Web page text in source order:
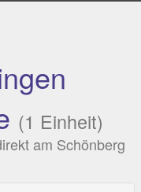
(1 Einheit)
am Schönberg